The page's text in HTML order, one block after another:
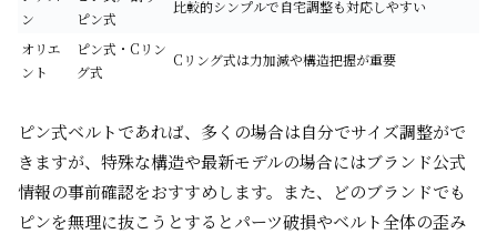
ン
ピン式
比較的シンプルで自宅調整も対応しやすい
オリエ
ント
ピン式・Cリン
グ式
Cリング式は力加減や構造把握が重要
ピン式ベルトであれば、多くの場合は自分でサイズ調整がで
きますが、特殊な構造や最新モデルの場合にはブランド公式
情報の事前確認をおすすめします。また、どのブランドでも
ピンを無理に抜こうとするとパーツ破損やベルト全体の歪み